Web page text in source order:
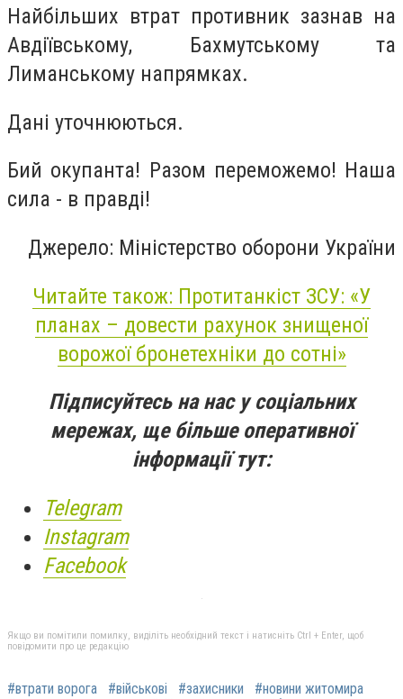
Найбільших втрат противник зазнав на
Авдіївському, Бахмутському та
Лиманському напрямках.
Дані уточнюються.
Бий окупанта! Разом переможемо! Наша
сила - в правді!
Джерело: Міністерство оборони України
Читайте також: Протитанкіст ЗСУ: «У
планах – довести рахунок знищеної
ворожої бронетехніки до сотні»
Підписуйтесь на нас у соціальних
мережах, ще більше оперативної
інформації тут:
Telegram
Instagram
Facebook
Якщо ви помітили помилку, виділіть необхідний текст і натисніть Ctrl + Enter, щоб
повідомити про це редакцію
#втрати ворога #військові #захисники
#новини житомира